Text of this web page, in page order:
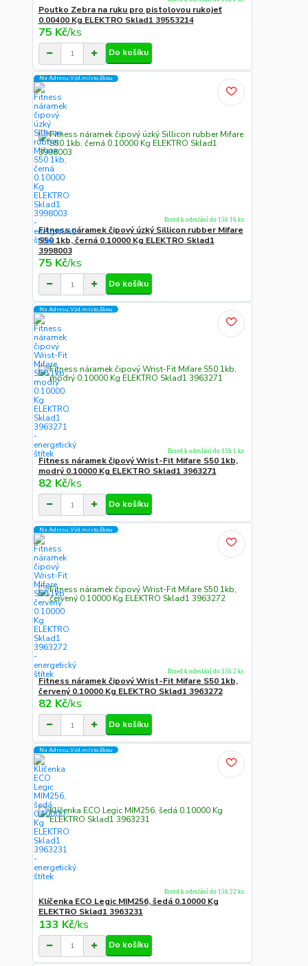
Poutko Zebra na ruku pro pistolovou rukojeť
0.00400 Kg ELEKTRO Sklad1 39553214
75 Kč/ks
Do košíku
Na Adresu,Výd.místo,Boxu
Fitness náramek čipový úzký Sillicon rubber Mifare
S50 1kb, černá 0.10000 Kg ELEKTRO Sklad1
3998003
75 Kč/ks
Ihned k odeslání do 15h 16 ks
Do košíku
Na Adresu,Výd.místo,Boxu
Fitness náramek čipový Wrist-Fit Mifare S50 1kb,
modrý 0.10000 Kg ELEKTRO Sklad1 3963271
82 Kč/ks
Ihned k odeslání do 15h 1 ks
Do košíku
Na Adresu,Výd.místo,Boxu
Fitness náramek čipový Wrist-Fit Mifare S50 1kb,
červený 0.10000 Kg ELEKTRO Sklad1 3963272
82 Kč/ks
Ihned k odeslání do 15h 2 ks
Do košíku
Na Adresu,Výd.místo,Boxu
Klíčenka ECO Legic MIM256, šedá 0.10000 Kg
ELEKTRO Sklad1 3963231
133 Kč/ks
Ihned k odeslání do 15h 22 ks
Do košíku